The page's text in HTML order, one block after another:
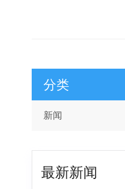
分类
新闻
最新新闻